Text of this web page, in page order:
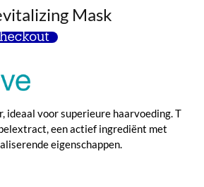
Mask
ideaal voor superieure haarvoeding. T
een actief ingrediënt met
eigenschappen.